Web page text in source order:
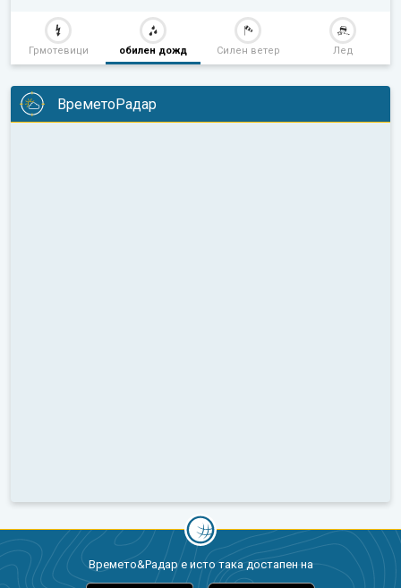
Грмотевици обилен дожд Силен ветер Лед
ВреметоРадар
Времето&Радар е исто така достапен на